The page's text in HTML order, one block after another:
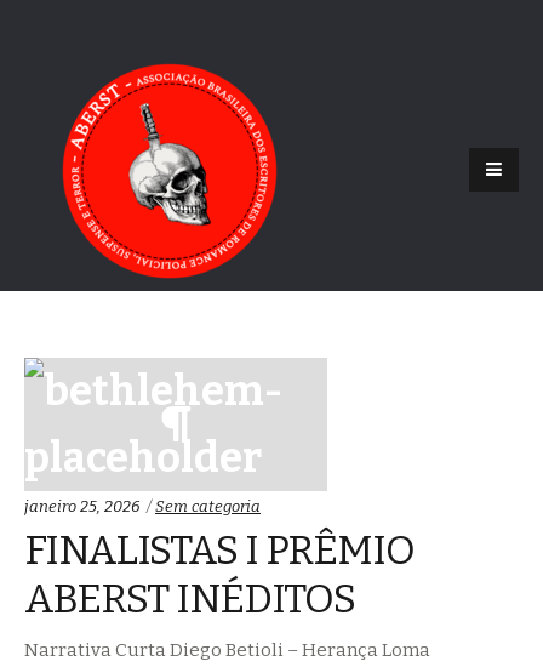
janeiro 25, 2026 Categorias:
Sem categoria
FINALISTAS I PRÊMIO
ABERST INÉDITOS
Narrativa Curta Diego Betioli – Herança Loma